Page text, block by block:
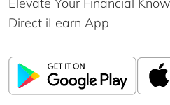
Elevate Your Financial
Direct iLearn App